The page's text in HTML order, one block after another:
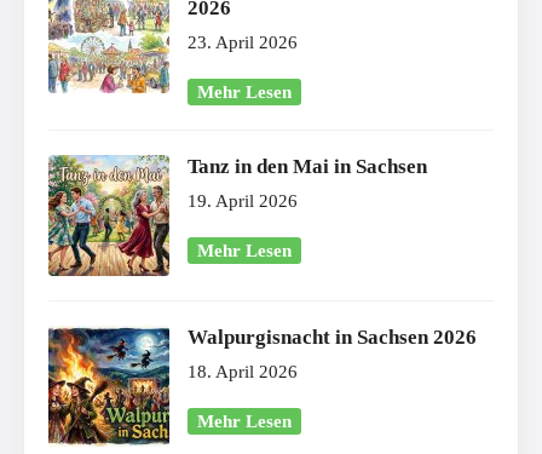
2026
23. April 2026
Mehr Lesen
Tanz in den Mai in Sachsen
19. April 2026
Mehr Lesen
Walpurgisnacht in Sachsen 2026
18. April 2026
Mehr Lesen